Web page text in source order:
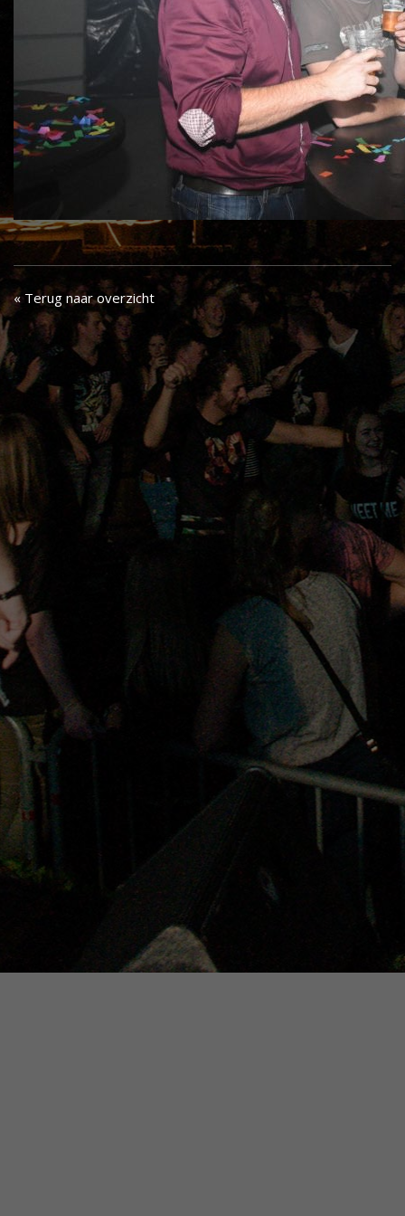
« Terug naar overzicht